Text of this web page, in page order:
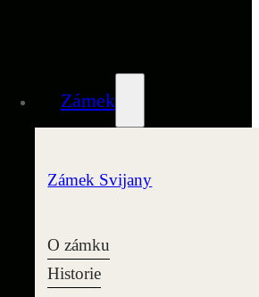
Zámek
Zámek Svijany
O zámku
Historie